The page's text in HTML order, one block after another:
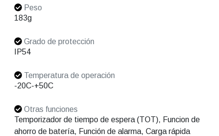
Peso
183g
Grado de protección
IP54
Temperatura de operación
-20C-+50C
Otras funciones
Temporizador de tiempo de espera (TOT), Funcion de
ahorro de batería, Función de alarma, Carga rápida